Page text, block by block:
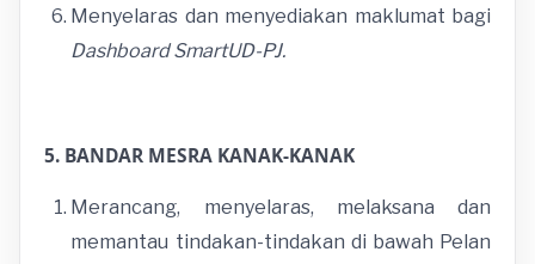
Menyelaras dan menyediakan maklumat bagi
Dashboard SmartUD-PJ.
5. BANDAR MESRA KANAK-KANAK
Merancang, menyelaras, melaksana dan
memantau tindakan-tindakan di bawah Pelan